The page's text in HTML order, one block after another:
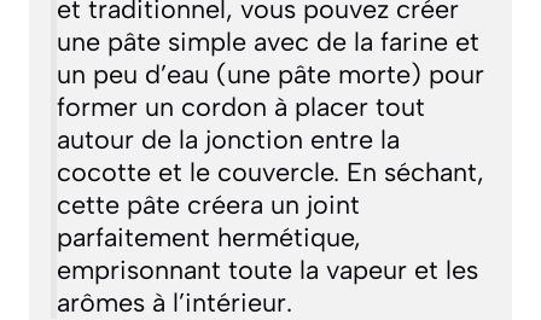
et traditionnel, vous pouvez créer
une pâte simple avec de la farine et
un peu d’eau (une pâte morte) pour
former un cordon à placer tout
autour de la jonction entre la
cocotte et le couvercle. En séchant,
cette pâte créera un joint
parfaitement hermétique,
emprisonnant toute la vapeur et les
arômes à l’intérieur.